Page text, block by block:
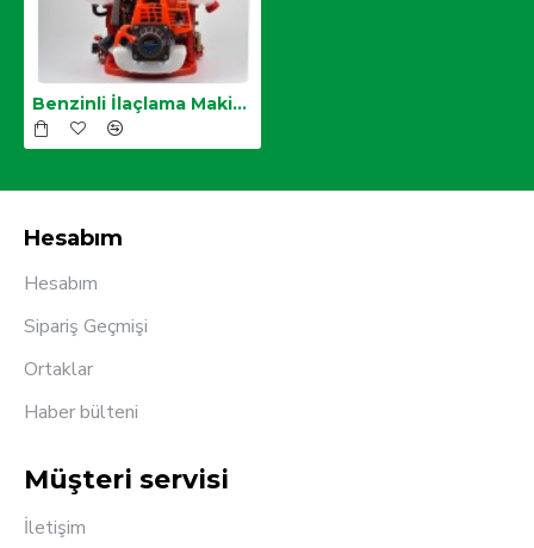
Benzinli İlaçlama Makinesi 4T
Hesabım
Hesabım
Sipariş Geçmişi
Ortaklar
Haber bülteni
Müşteri servisi
İletişim